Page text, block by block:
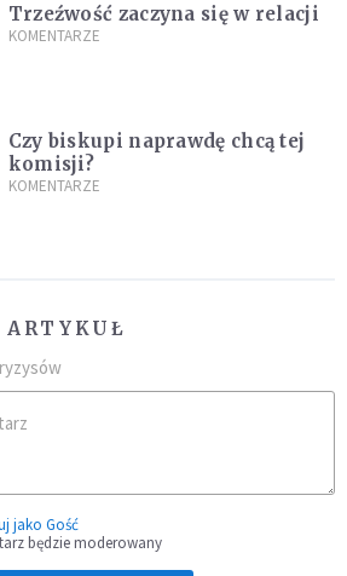
Trzeźwość zaczyna się w relacji
KOMENTARZE
Czy biskupi naprawdę chcą tej
komisji?
KOMENTARZE
ARTYKUŁ
jako Gość
będzie moderowany